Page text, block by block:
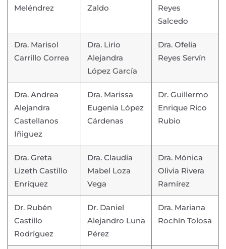
Meléndrez
Zaldo
Reyes
Salcedo
Dra. Marisol
Carrillo Correa
Dra. Lirio
Alejandra
López García
Dra. Ofelia
Reyes Servín
Dra. Andrea
Alejandra
Castellanos
Iñiguez
Dra. Marissa
Eugenia López
Cárdenas
Dr. Guillermo
Enrique Rico
Rubio
Dra. Greta
Lizeth Castillo
Enríquez
Dra. Claudia
Mabel Loza
Vega
Dra. Mónica
Olivia Rivera
Ramírez
Dr. Rubén
Castillo
Rodríguez
Dr. Daniel
Alejandro Luna
Pérez
Dra. Mariana
Rochín Tolosa